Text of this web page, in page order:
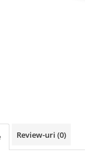
Review-uri (0)